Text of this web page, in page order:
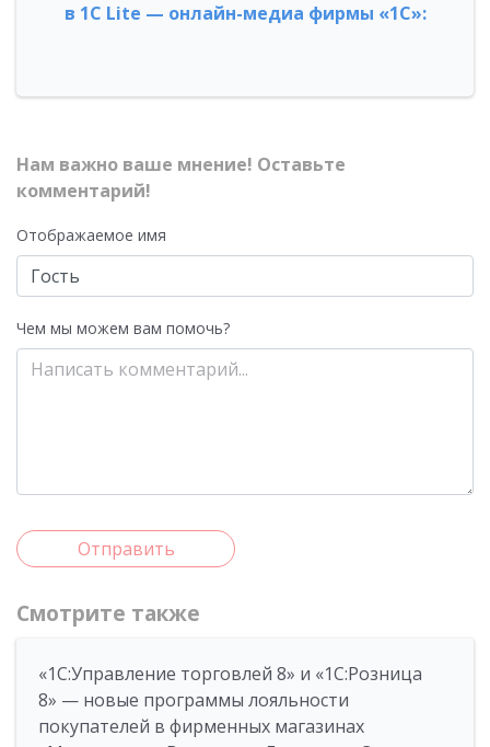
в 1С Lite — онлайн-медиа фирмы «1С»:
Нам важно ваше мнение! Оставьте
комментарий!
Отображаемое имя
Чем мы можем вам помочь?
Отправить
Смотрите также
«1С:Управление торговлей 8» и «1С:Розница
8» — новые программы лояльности
покупателей в фирменных магазинах